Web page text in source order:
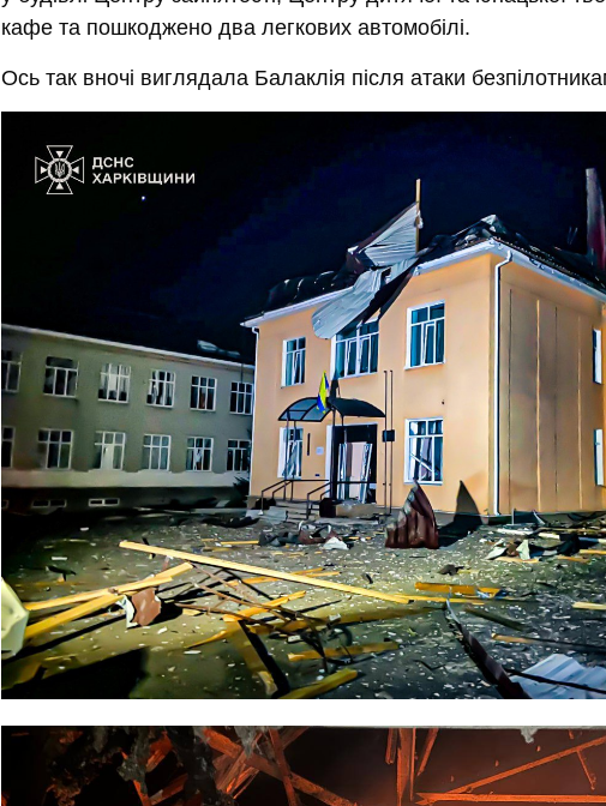
кафе та пошкоджено два легкових автомобілі.
Ось так вночі виглядала Балаклія після атаки